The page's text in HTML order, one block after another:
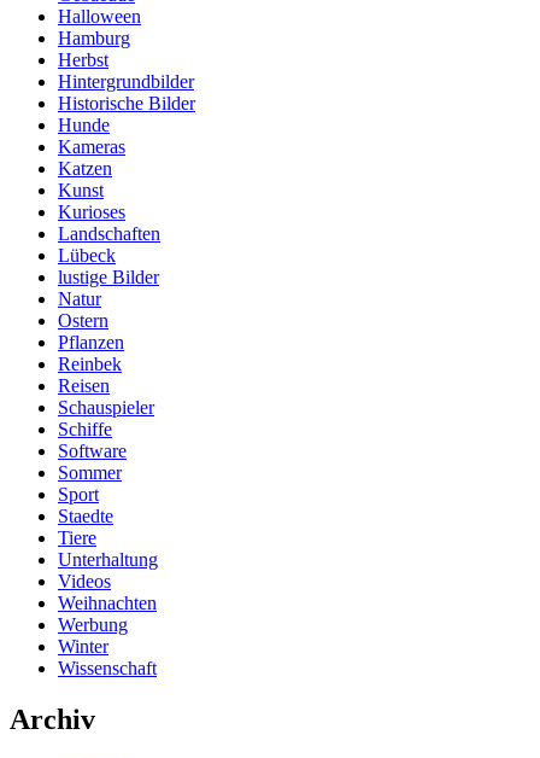
Halloween
Hamburg
Herbst
Hintergrundbilder
Historische Bilder
Hunde
Kameras
Katzen
Kunst
Kurioses
Landschaften
Lübeck
lustige Bilder
Natur
Ostern
Pflanzen
Reinbek
Reisen
Schauspieler
Schiffe
Software
Sommer
Sport
Staedte
Tiere
Unterhaltung
Videos
Weihnachten
Werbung
Winter
Wissenschaft
Archiv